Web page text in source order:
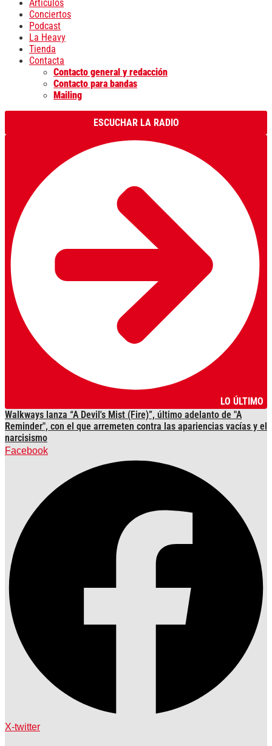
Artículos
Conciertos
Podcast
La Heavy
Tienda
Contacta
Contacto general y redacción
Contacto para bandas
Mailing
ESCUCHAR LA RADIO
LO ÚLTIMO
Walkways lanza “A Devil's Mist (Fire)”, último adelanto de "A
Reminder", con el que arremeten contra las apariencias vacías y el
narcisismo
Facebook
X-twitter